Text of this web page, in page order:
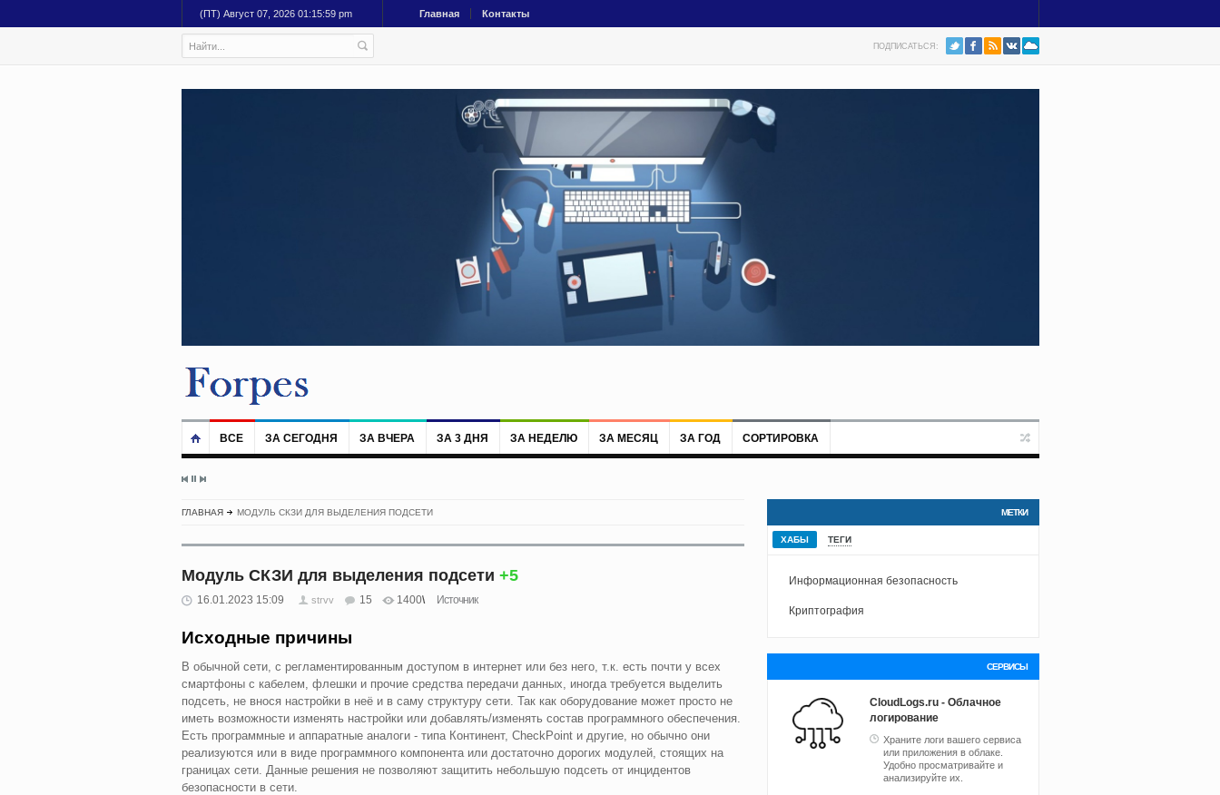
(ПТ) Август 07, 2026 01:16:00 pm Главная Контакты
ПОДПИСАТЬСЯ:
ВСЕ ЗА СЕГОДНЯ ЗА ВЧЕРА ЗА 3 ДНЯ ЗА НЕДЕЛЮ ЗА МЕСЯЦ ЗА ГОД СОРТИРОВКА
ГЛАВНАЯ МОДУЛЬ СКЗИ ДЛЯ ВЫДЕЛЕНИЯ ПОДСЕТИ
Модуль СКЗИ для выделения подсети +5
16.01.2023 15:09 strvv 15 1400 Источник
Исходные причины
В обычной сети, с регламентированным доступом в интернет или без него, т.к. есть почти у всех
смартфоны с кабелем, флешки и прочие средства передачи данных, иногда требуется выделить
подсеть, не внося настройки в неё и в саму структуру сети. Так как оборудование может просто не
иметь возможности изменять настройки или добавлять/изменять состав программного обеспечения.
Есть программные и аппаратные аналоги - типа Континент, CheckPoint и другие, но обычно они
реализуются или в виде программного компонента или достаточно дорогих модулей, стоящих на
границах сети. Данные решения не позволяют защитить небольшую подсеть от инцидентов
безопасности в сети.
МЕТКИ
ХАБЫ ТЕГИ
Информационная безопасность
Криптография
СЕРВИСЫ
CloudLogs.ru - Облачное
логирование
Храните логи вашего сервиса
или приложения в облаке.
Удобно просматривайте и
анализируйте их.